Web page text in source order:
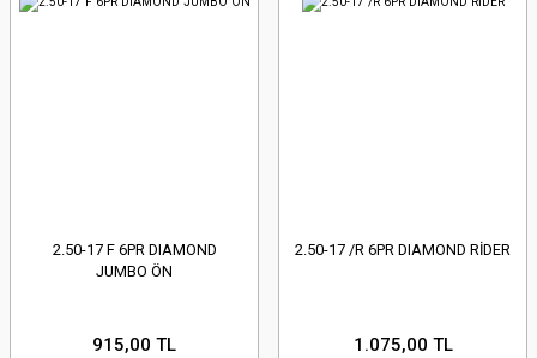
2.50-17 F 6PR DIAMOND
JUMBO ÖN
915,00 TL
2.50-17 /R 6PR DIAMOND RİDER
1.075,00 TL